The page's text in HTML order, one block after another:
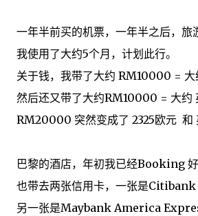
一年半前买的机票， 一年半之后， 旅
我使用了大约5个月 ， 计划 此行。
关于钱，我带了大约 RM10000 = 大
然后还又带了大约RM10000 = 大约
RM20000 突然变成了 2325欧元 和
巴黎的酒店， 年初我已经Booking 好
也带去两张信用卡， 一张是Citibank
另一张是Maybank America